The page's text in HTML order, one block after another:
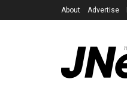
About Advertise